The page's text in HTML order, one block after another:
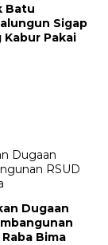
Batu
Sigap
Pakai
Dugaan
Bima